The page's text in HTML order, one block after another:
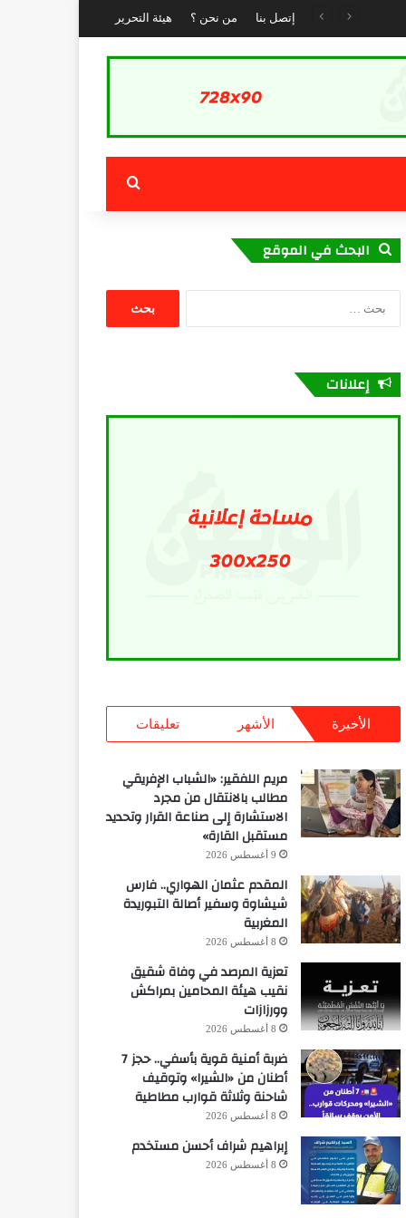
إتصل بنا من نحن ؟ هيئة التحرير
بحث عن
البحث في الموقع
إعلانات
الأخيرة الأشهر تعليقات
مريم اللفقير: «الشباب الإفريقي
مطالب بالانتقال من مجرد
الاستشارة إلى صناعة القرار وتحديد
مستقبل القارة»
9 أغسطس 2026
المقدم عثمان الهواري.. فارس
شيشاوة وسفير أصالة التبوريدة
المغربية
8 أغسطس 2026
تعزية المرصد في وفاة شقيق
نقيب هيئة المحامين بمراكش
وورزازات
8 أغسطس 2026
ضربة أمنية قوية بأسفي.. حجز 7
أطنان من «الشيرا» وتوقيف
شاحنة وثلاثة قوارب مطاطية
8 أغسطس 2026
إبراهيم شراف أحسن مستخدم
8 أغسطس 2026